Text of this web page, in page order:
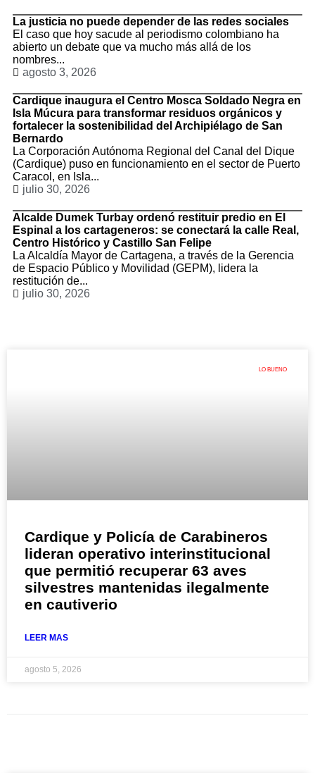
La justicia no puede depender de las redes sociales
El caso que hoy sacude al periodismo colombiano ha
abierto un debate que va mucho más allá de los
nombres...
agosto 3, 2026
Cardique inaugura el Centro Mosca Soldado Negra en
Isla Múcura para transformar residuos orgánicos y
fortalecer la sostenibilidad del Archipiélago de San
Bernardo
La Corporación Autónoma Regional del Canal del Dique
(Cardique) puso en funcionamiento en el sector de Puerto
Caracol, en Isla...
julio 30, 2026
Alcalde Dumek Turbay ordenó restituir predio en El
Espinal a los cartageneros: se conectará la calle Real,
Centro Histórico y Castillo San Felipe
La Alcaldía Mayor de Cartagena, a través de la Gerencia
de Espacio Público y Movilidad (GEPM), lidera la
restitución de...
julio 30, 2026
LO BUENO
Cardique y Policía de Carabineros
lideran operativo interinstitucional
que permitió recuperar 63 aves
silvestres mantenidas ilegalmente
en cautiverio
LEER MAS
agosto 5, 2026